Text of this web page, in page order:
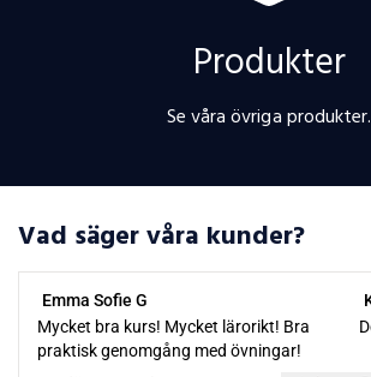
Produkter
Se våra övriga produkter.
Vad säger våra kunder?